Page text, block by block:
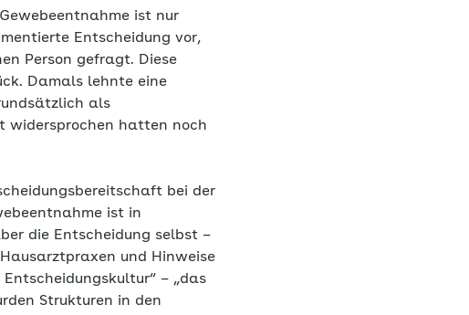
ist nur
Entscheidung vor,
Person gefragt. Diese
Damals lehnte eine
als
widersprochen hatten noch
bei der
ist in
die Entscheidung selbst –
und Hinweise
– „das
Strukturen in den